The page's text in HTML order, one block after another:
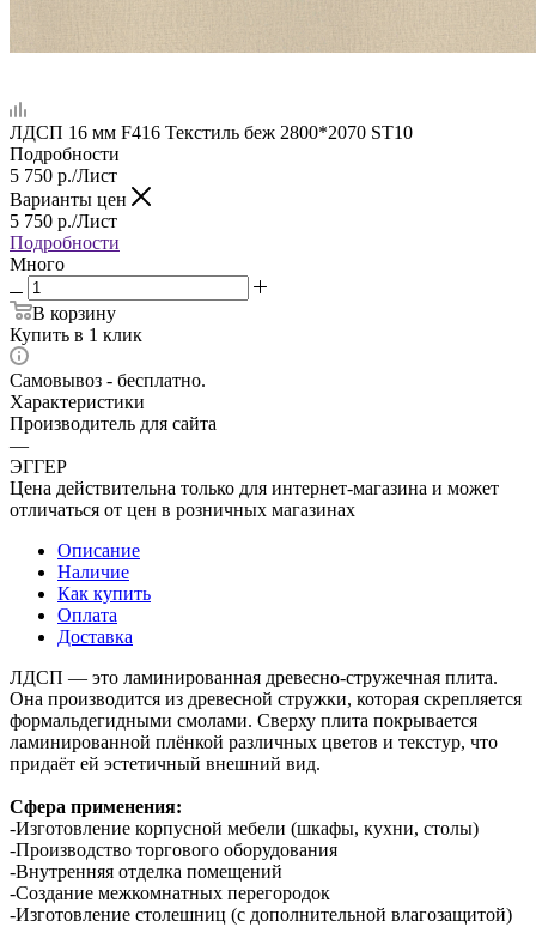
ЛДСП 16 мм F416 Текстиль беж 2800*2070 ST10
Подробности
5 750 р./Лист
Варианты цен
5 750 р./Лист
Подробности
Много
В корзину
Купить в 1 клик
Самовывоз - бесплатно.
Характеристики
Производитель для сайта
—
ЭГГЕР
Цена действительна только для интернет-магазина и может
отличаться от цен в розничных магазинах
Описание
Наличие
Как купить
Оплата
Доставка
ЛДСП — это ламинированная древесно-стружечная плита.
Она производится из древесной стружки, которая скрепляется
формальдегидными смолами. Сверху плита покрывается
ламинированной плёнкой различных цветов и текстур, что
придаёт ей эстетичный внешний вид.
Сфера применения:
-Изготовление корпусной мебели (шкафы, кухни, столы)
-Производство торгового оборудования
-Внутренняя отделка помещений
-Создание межкомнатных перегородок
-Изготовление столешниц (с дополнительной влагозащитой)